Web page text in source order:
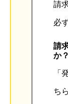
請
必
請
か？
「
ち